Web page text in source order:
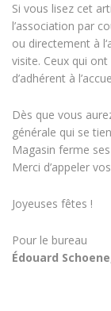
Si vous lisez cet
l’association par
ou directement à
visite. Ceux qui
d’adhérent à
Dès que vous
générale qui se
Magasin ferme
Merci d’appeler
Joyeuses fêtes !
Pour le bureau
Édouard Schoene